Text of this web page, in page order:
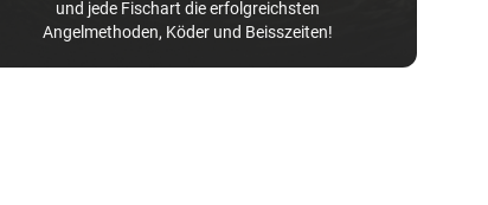
und jede Fischart die erfolgreichsten
Angelmethoden, Köder und Beisszeiten!